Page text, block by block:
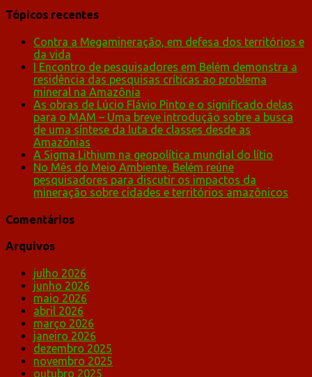
Tópicos recentes
Contra a Megamineração, em defesa dos territórios e
da vida
I Encontro de pesquisadores em Belém demonstra a
residência das pesquisas críticas ao problema
mineral na Amazônia
As obras de Lúcio Flávio Pinto e o significado delas
para o MAM – Uma breve introdução sobre a busca
de uma síntese da luta de classes desde as
Amazônias
A Sigma Lithium na geopolítica mundial do lítio
No Mês do Meio Ambiente, Belém reúne
pesquisadores para discutir os impactos da
mineração sobre cidades e territórios amazônicos
Comentários
Arquivos
julho 2026
junho 2026
maio 2026
abril 2026
março 2026
janeiro 2026
dezembro 2025
novembro 2025
outubro 2025